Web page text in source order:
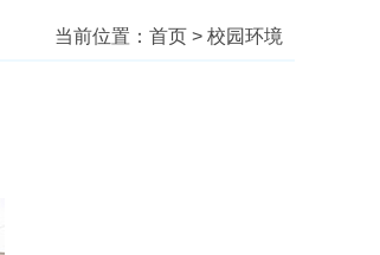
当前位置： 首页 > 校园环境